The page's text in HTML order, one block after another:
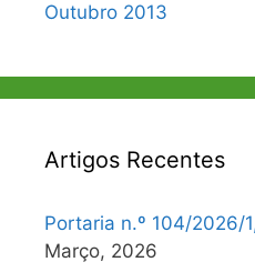
Outubro 2013
Artigos Recentes
Portaria n.º 104/2026/
Março, 2026